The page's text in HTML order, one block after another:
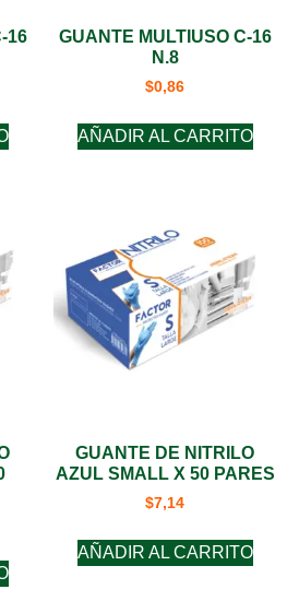
16
GUANTE MULTIUSO C-16
N.8
$0,86
AÑADIR AL CARRITO
GUANTE DE NITRILO
AZUL SMALL X 50 PARES
$7,14
AÑADIR AL CARRITO